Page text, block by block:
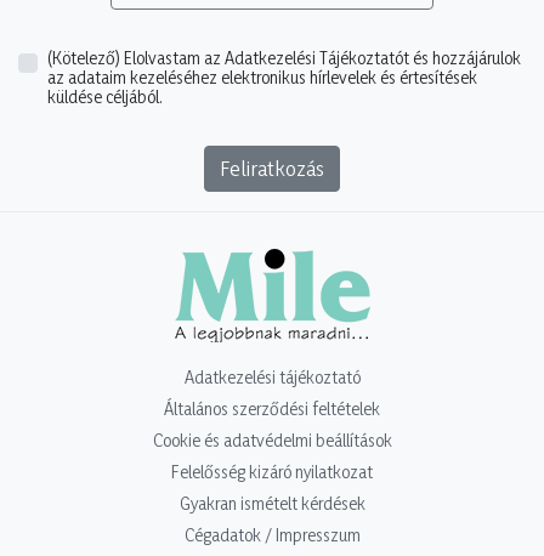
(Kötelező) Elolvastam az Adatkezelési Tájékoztatót és hozzájárulok
az adataim kezeléséhez elektronikus hírlevelek és értesítések
küldése céljából.
Feliratkozás
Adatkezelési tájékoztató
Általános szerződési feltételek
Cookie és adatvédelmi beállítások
Felelősség kizáró nyilatkozat
Gyakran ismételt kérdések
Cégadatok / Impresszum